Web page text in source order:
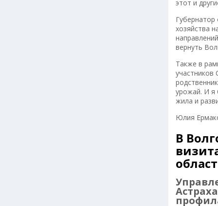
этот и
Губернатор
хозяйства
вернуть
Также в
участников
урожай. И я
жила и
Юлия
В